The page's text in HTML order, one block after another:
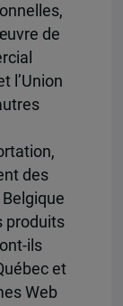
de
l’Union
des
produits
ils
et
Web